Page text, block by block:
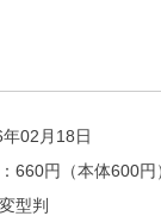
02月18日
660円（本体600円
型判